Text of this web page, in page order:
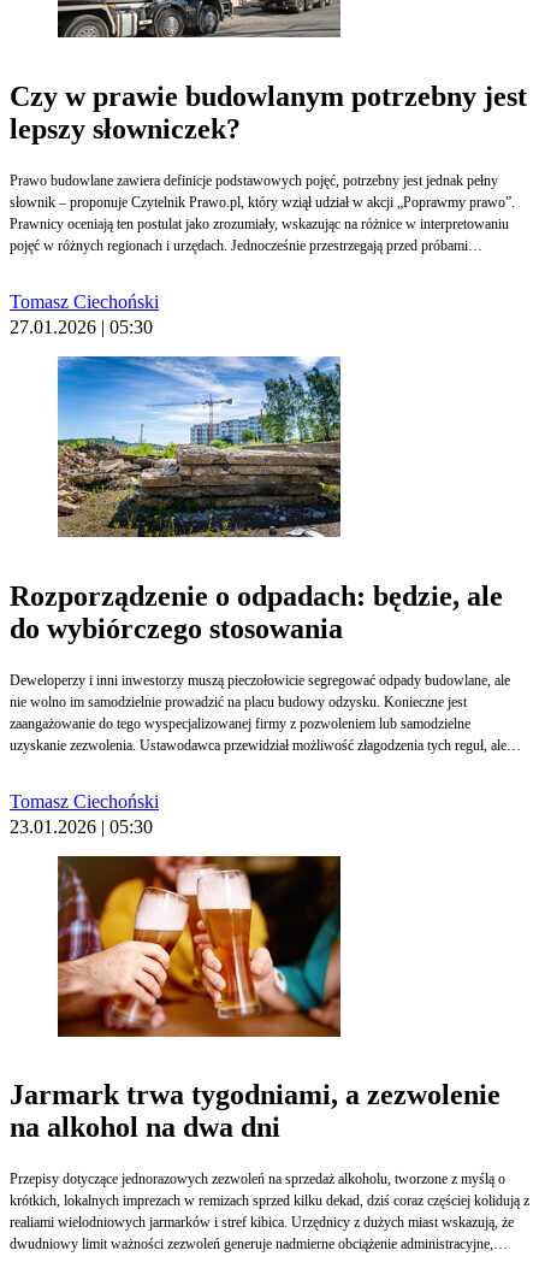
Czy w prawie budowlanym potrzebny jest
lepszy słowniczek?
Prawo budowlane zawiera definicje podstawowych pojęć, potrzebny jest jednak pełny
słownik – proponuje Czytelnik Prawo.pl, który wziął udział w akcji „Poprawmy prawo”.
Prawnicy oceniają ten postulat jako zrozumiały, wskazując na różnice w interpretowaniu
pojęć w różnych regionach i urzędach. Jednocześnie przestrzegają przed próbami
Tomasz Ciechoński
27.01.2026 | 05:30
Rozporządzenie o odpadach: będzie, ale
do wybiórczego stosowania
Deweloperzy i inni inwestorzy muszą pieczołowicie segregować odpady budowlane, ale
nie wolno im samodzielnie prowadzić na placu budowy odzysku. Konieczne jest
zaangażowanie do tego wyspecjalizowanej firmy z pozwoleniem lub samodzielne
uzyskanie zezwolenia. Ustawodawca przewidział możliwość złagodzenia tych reguł, ale
wybiórczy".
Tomasz Ciechoński
23.01.2026 | 05:30
Jarmark trwa tygodniami, a zezwolenie
na alkohol na dwa dni
Przepisy dotyczące jednorazowych zezwoleń na sprzedaż alkoholu, tworzone z myślą o
krótkich, lokalnych imprezach w remizach sprzed kilku dekad, dziś coraz częściej kolidują z
realiami wielodniowych jarmarków i stref kibica. Urzędnicy z dużych miast wskazują, że
dwudniowy limit ważności zezwoleń generuje nadmierne obciążenie administracyjne,